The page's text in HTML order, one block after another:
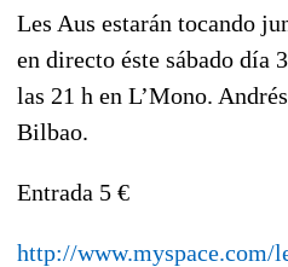
Les Aus estarán tocando
en directo éste sábado día
las 21 h en L’Mono.
Bilbao.
Entrada 5 €
http://www.myspace.com/